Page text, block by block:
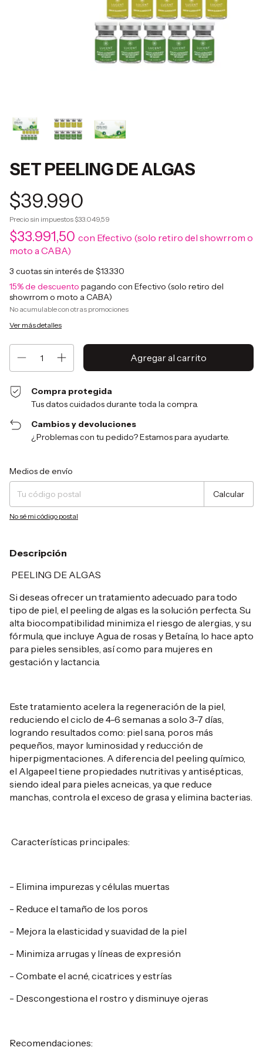
SET PEELING DE ALGAS
$39.990
Precio sin impuestos$33.049,59
$33.991,50 con Efectivo (solo retiro del showrrom o
moto a CABA)
3 cuotas sin interés de $13.330
15% de descuento pagando con Efectivo (solo retiro del
showrrom o moto a CABA)
No acumulable con otras promociones
Ver más detalles
Compra protegida
Tus datos cuidados durante toda la compra.
Cambios y devoluciones
¿Problemas con tu pedido? Estamos para ayudarte.
Entregas para el CP:
Medios de envío
Calcular
No sé mi código postal
Descripción
PEELING DE ALGAS
Si deseas ofrecer un tratamiento adecuado para todo
tipo de piel, el peeling de algas es la solución perfecta. Su
alta biocompatibilidad minimiza el riesgo de alergias, y su
fórmula, que incluye Agua de rosas y Betaína, lo hace apto
para pieles sensibles, así como para mujeres en
gestación y lactancia.
Este tratamiento acelera la regeneración de la piel,
reduciendo el ciclo de 4-6 semanas a solo 3-7 días,
logrando resultados como: piel sana, poros más
pequeños, mayor luminosidad y reducción de
hiperpigmentaciones. A diferencia del peeling químico,
el Algapeel tiene propiedades nutritivas y antisépticas,
siendo ideal para pieles acneicas, ya que reduce
manchas, controla el exceso de grasa y elimina bacterias.
Características principales:
- Elimina impurezas y células muertas
- Reduce el tamaño de los poros
- Mejora la elasticidad y suavidad de la piel
- Minimiza arrugas y líneas de expresión
- Combate el acné, cicatrices y estrías
- Descongestiona el rostro y disminuye ojeras
Recomendaciones: